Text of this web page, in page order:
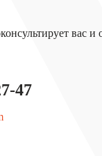
вас и
47